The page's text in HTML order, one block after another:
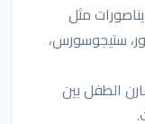
مثل
ستيجوسورس،
الطفل بين